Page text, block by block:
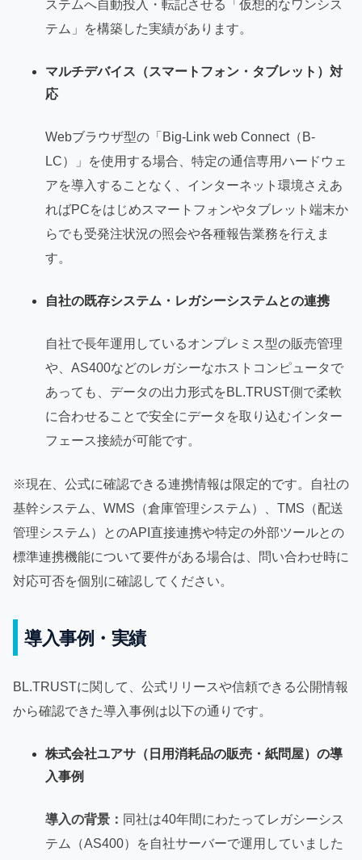
ステムへ自動投入・転記させる「仮想的なワンシス
テム」を構築した実績があります。
マルチデバイス（スマートフォン・タブレット）対
応
Webブラウザ型の「Big-Link web Connect（B-
LC）」を使用する場合、特定の通信専用ハードウェ
アを導入することなく、インターネット環境さえあ
ればPCをはじめスマートフォンやタブレット端末か
らでも受発注状況の照会や各種報告業務を行えま
す。
自社の既存システム・レガシーシステムとの連携
自社で長年運用しているオンプレミス型の販売管理
や、AS400などのレガシーなホストコンピュータで
あっても、データの出力形式をBL.TRUST側で柔軟
に合わせることで安全にデータを取り込むインター
フェース接続が可能です。
※現在、公式に確認できる連携情報は限定的です。自社の
基幹システム、WMS（倉庫管理システム）、TMS（配送
管理システム）とのAPI直接連携や特定の外部ツールとの
標準連携機能について要件がある場合は、問い合わせ時に
対応可否を個別に確認してください。
導入事例・実績
BL.TRUSTに関して、公式リリースや信頼できる公開情報
から確認できた導入事例は以下の通りです。
株式会社ユアサ（日用消耗品の販売・紙問屋）の導
入事例
導入の背景： 同社は40年間にわたってレガシーシス
テム（AS400）を自社サーバーで運用していました